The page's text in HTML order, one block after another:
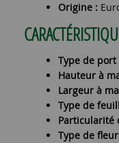
Origine :
Type de port
Hauteur à
Largeur à
Type de
Particularité
Type de